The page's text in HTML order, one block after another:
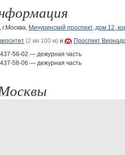
, г.Москва, Мичуринский проспект, дом 12,
(2 км 100 м) и
Проспект
58-02 — дежурная часть
58-06 — дежурная часть